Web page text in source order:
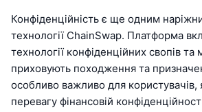
Конфіденційність є ще одним
технології ChainSwap. Платформа
технології конфіденційних свопів та
приховують походження та
особливо важливо для користувачів,
перевагу фінансовій